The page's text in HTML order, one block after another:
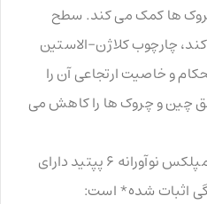
ها کمک می کند. سطح
چارچوب کلاژن-الاستین
و خاصیت ارتجاعی آن را
چین و چروک ها را کاهش می
کمپلکس نوآورانه 6 پپتید دارای
اثبات شده* است: